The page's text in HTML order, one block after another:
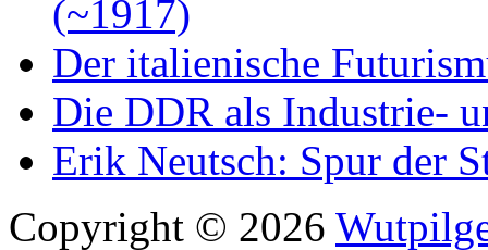
(~1917)
Der italienische
Die DDR als Industrie-
Erik Neutsch: Spur der
Copyright © 2026